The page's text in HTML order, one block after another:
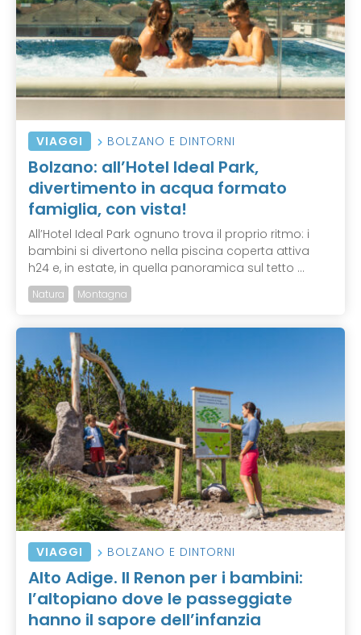
VIAGGI BOLZANO E DINTORNI
Bolzano: all’Hotel Ideal Park,
divertimento in acqua formato
famiglia, con vista!
All’Hotel Ideal Park ognuno trova il proprio ritmo: i
bambini si divertono nella piscina coperta attiva
h24 e, in estate, in quella panoramica sul tetto ...
Natura Montagna
VIAGGI BOLZANO E DINTORNI
Alto Adige. Il Renon per i bambini:
l’altopiano dove le passeggiate
hanno il sapore dell’infanzia